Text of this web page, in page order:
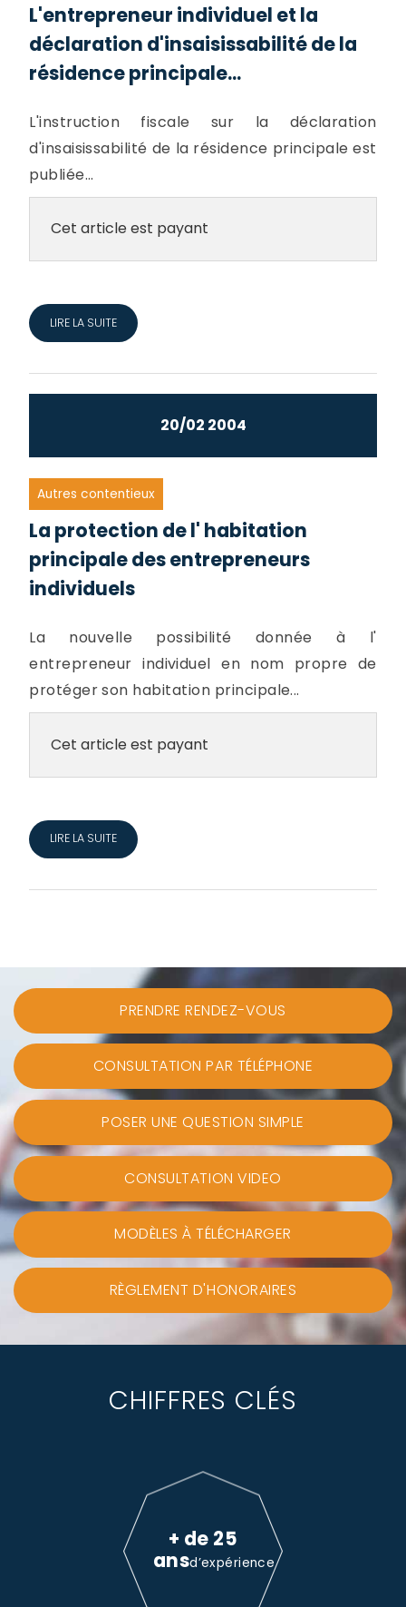
L'entrepreneur individuel et la
déclaration d'insaisissabilité de la
résidence principale...
L'instruction fiscale sur la déclaration
d'insaisissabilité de la résidence principale est
publiée...
Cet article est payant
LIRE LA SUITE
20/02 2004
Autres contentieux
La protection de l' habitation
principale des entrepreneurs
individuels
La nouvelle possibilité donnée à l'
entrepreneur individuel en nom propre de
protéger son habitation principale...
Cet article est payant
LIRE LA SUITE
PRENDRE RENDEZ-VOUS
CONSULTATION PAR TÉLÉPHONE
POSER UNE QUESTION SIMPLE
CONSULTATION VIDEO
MODÈLES À TÉLÉCHARGER
RÈGLEMENT D'HONORAIRES
CHIFFRES CLÉS
+ de 25
ansd’expérience